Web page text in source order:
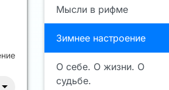
Мысли в рифме
Зимнее настроение
О себе. О жизни. О
судьбе.